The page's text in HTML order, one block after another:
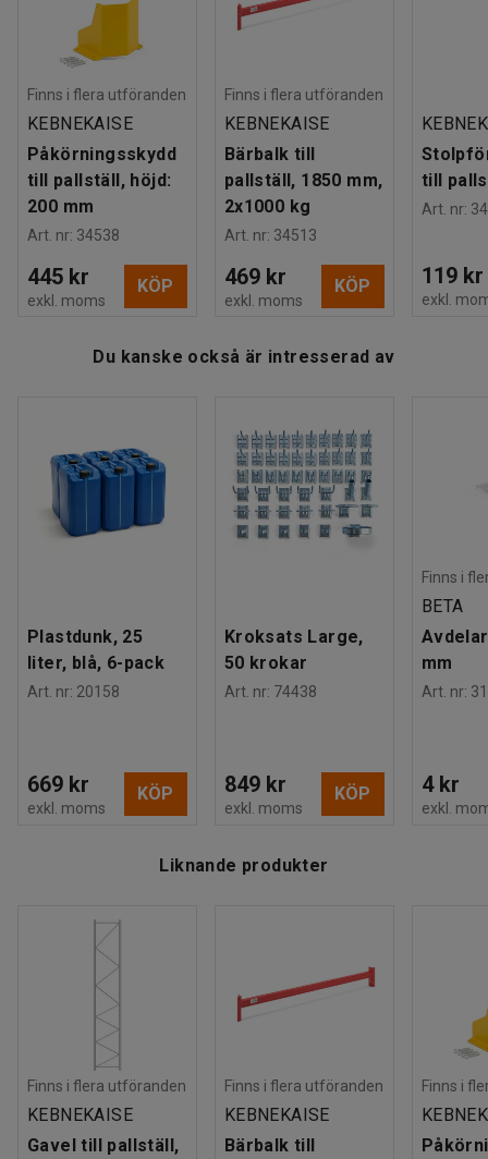
Med Cowabs platssparande pallställ kan du skapa ett
skräddarsytt system för effektiv logistik, lagerhållning och
godshantering. Stället passar för såväl mindre lager som
stora företag. Det är anpassningsbart och du kan bygga ut
stället allteftersom dina behov förändras. Har du mer
specifika behov kan vi specialanpassa hyllsystemet efter
dem.
Montering: Levereras omonterad
:
EN 15512, DGUV Regel 108-007, EN 1090-1:2009+A1:2011
Finns i flera utföranden
KEBNEKAISE
Påkörningsskydd
till pallställ, höjd:
200 mm
Art. nr: 34538
445 kr
exkl. moms
KÖP
Finns i flera utföranden
KEBNEKAISE
Bärbalk till
pallställ, 1850 mm,
2x1000 kg
Art. nr: 34513
469 kr
exkl. moms
KÖP
till
Art. nr:
119 kr
exkl.
Du kanske också är intresserad av
Plastdunk, 25
liter, blå, 6-pack
Art. nr: 20158
669 kr
exkl. moms
KÖP
Kroksats Large,
50 krokar
Art. nr: 74438
849 kr
exkl. moms
KÖP
Finns i
BETA
mm
Art. nr:
4 kr
exkl.
Liknande produkter
Finns i flera utföranden
KEBNEKAISE
Gavel till pallställ,
Finns i flera utföranden
KEBNEKAISE
Bärbalk till
Finns i